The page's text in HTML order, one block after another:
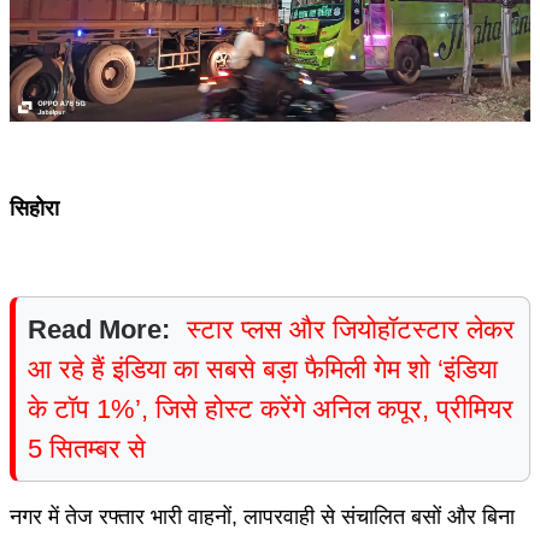
सिहोरा
Read More: स्टार प्लस और जियोहॉटस्टार लेकर
आ रहे हैं इंडिया का सबसे बड़ा फैमिली गेम शो ‘इंडिया
के टॉप 1%’, जिसे होस्ट करेंगे अनिल कपूर, प्रीमियर
5 सितम्बर से
नगर में तेज रफ्तार भारी वाहनों, लापरवाही से संचालित बसों और बिना